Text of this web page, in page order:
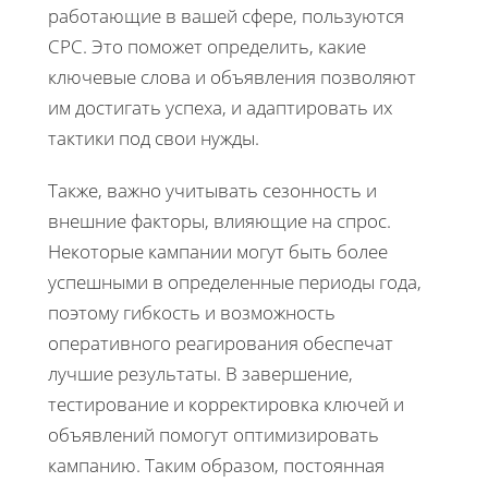
работающие в вашей сфере, пользуются
CPC. Это поможет определить, какие
ключевые слова и объявления позволяют
им достигать успеха, и адаптировать их
тактики под свои нужды.
Также, важно учитывать сезонность и
внешние факторы, влияющие на спрос.
Некоторые кампании могут быть более
успешными в определенные периоды года,
поэтому гибкость и возможность
оперативного реагирования обеспечат
лучшие результаты. В завершение,
тестирование и корректировка ключей и
объявлений помогут оптимизировать
кампанию. Таким образом, постоянная